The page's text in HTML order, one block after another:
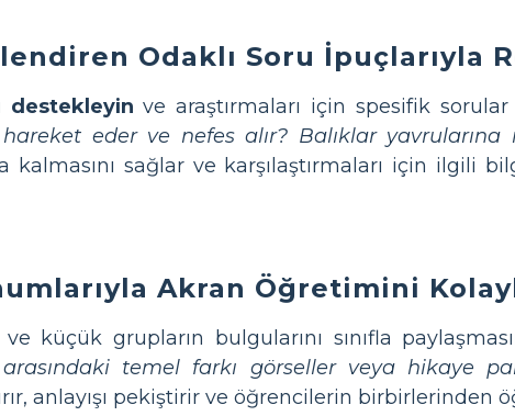
Odaklı Soru İpuçlarıyla
destekleyin ve araştırmaları için spesifik sorular
eder ve nefes alır? Balıklar yavrularına
sağlar ve karşılaştırmaları için ilgili
Akran Öğretimini
ve küçük grupların bulgularını sınıfla
temel farkı görseller veya hikaye
anlayışı pekiştirir ve öğrencilerin birbirlerinden